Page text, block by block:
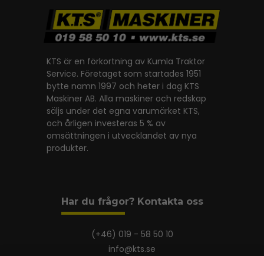
KTS är en förkortning av Kumla Traktor
Service. Företaget som startades 1951
bytte namn 1997 och heter i dag KTS
Maskiner AB. Alla maskiner och redskap
säljs under det egna varumärket KTS,
och årligen investeras 5 % av
omsättningen i utvecklandet av nya
produkter.
Har du frågor? Kontakta oss
(+46) 019 - 58 50 10
info@kts.se